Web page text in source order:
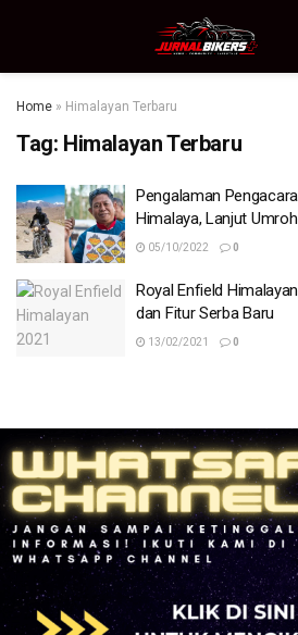
Home » Himalayan Terbaru
Tag: Himalayan Terbaru
Pengalaman
Himalaya, Lanjut Umroh
05/10/2022 0
Royal Enfield
dan Fitur Serba Baru
13/02/2021 0